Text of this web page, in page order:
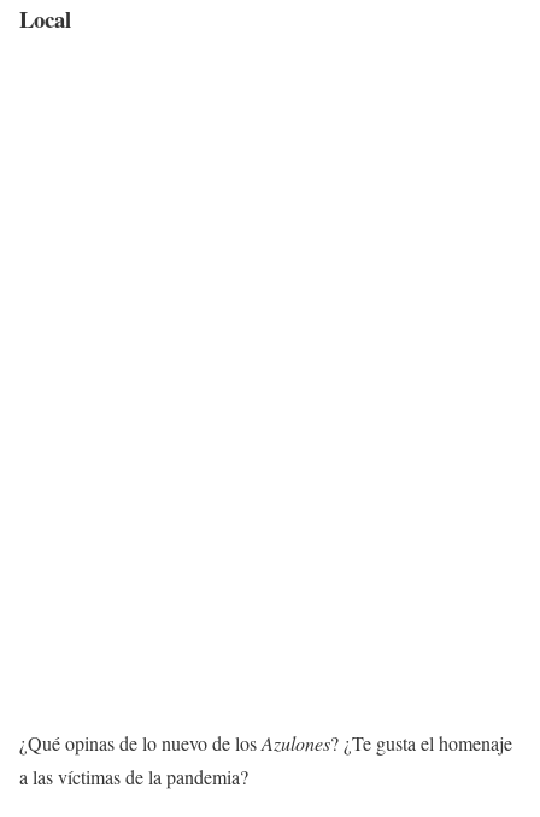
Local
¿Qué opinas de lo nuevo de losAzulones? ¿Te gusta el homenaje
a las víctimas de la pandemia?